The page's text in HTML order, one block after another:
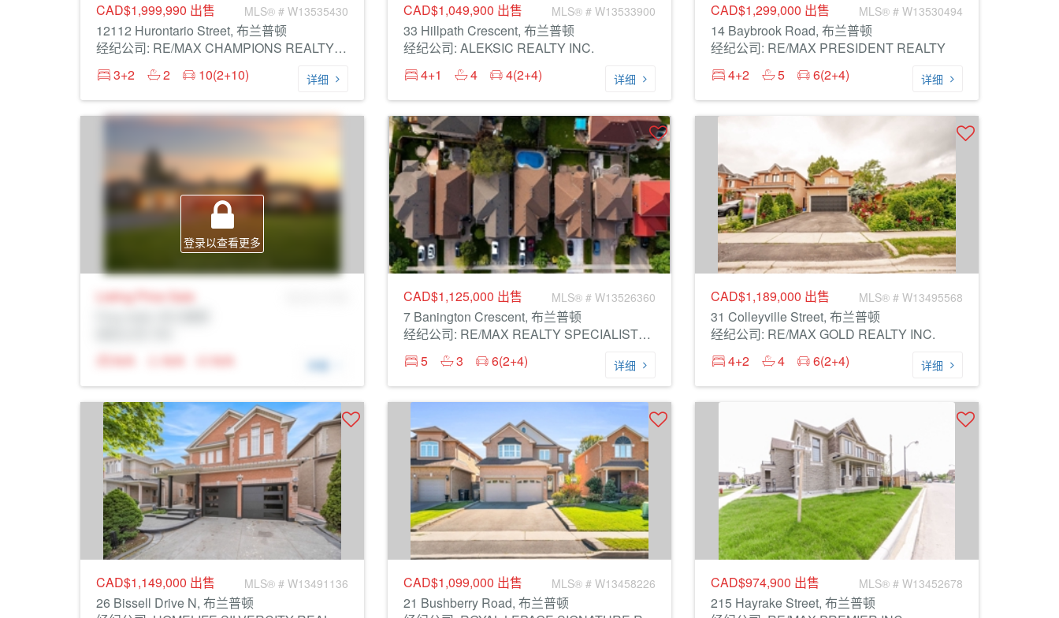
CAD$1,999,990 出售 MLS® # W13535430
12112 Hurontario Street, 布兰普顿
经纪公司: RE/MAX CHAMPIONS REALTY INC.
3+2
2 10(2+10) 详细
CAD$1,049,900 出售 MLS® # W13533900
33 Hillpath Crescent, 布兰普顿
经纪公司: ALEKSIC REALTY INC.
4+1
4 4(2+4) 详细
CAD$1,299,000 出售 MLS® # W13530494
14 Baybrook Road, 布兰普顿
经纪公司: RE/MAX PRESIDENT REALTY
4+2
5 6(2+4) 详细
登录以查看更多
Listing Price Sale
N/A
N/A N/A 详细
CAD$1,125,000 出售 MLS® # W13526360
7 Banington Crescent, 布兰普顿
经纪公司: RE/MAX REALTY SPECIALISTS INC.
5
3 6(2+4) 详细
CAD$1,189,000 出售 MLS® # W13495568
31 Colleyville Street, 布兰普顿
经纪公司: RE/MAX GOLD REALTY INC.
4+2
4 6(2+4) 详细
CAD$1,149,000 出售 MLS® # W13491136
26 Bissell Drive N, 布兰普顿
CAD$1,099,000 出售 MLS® # W13458226
21 Bushberry Road, 布兰普顿
CAD$974,900 出售 MLS® # W13452678
215 Hayrake Street, 布兰普顿